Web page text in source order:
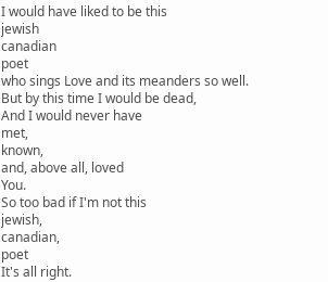
I would have liked to be this
jewish
canadian
poet
who sings Love and its meanders so well.
But by this time I would be dead,
And I would never have
met,
known,
and, above all, loved
You.
So too bad if I'm not this
jewish,
canadian,
poet
It's all right.